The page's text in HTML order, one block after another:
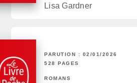
Lisa Gardner
PARUTION : 02/01/2026
528 PAGES
ROMANS